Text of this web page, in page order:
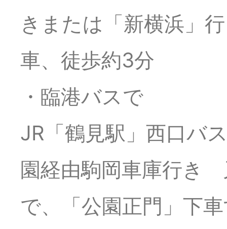
い
2025年10月8日
2025年9月19日
2025年9月15日
初
2025年9月10日
第
きまたは「新横浜」
車、徒歩約3分
・臨港バスで
JR「鶴見駅」西口バ
園経由駒岡車庫行き
で、「公園正門」下